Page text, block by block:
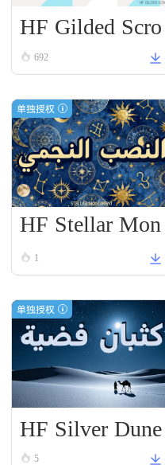
HF Gilded Scro
ll692
单独授权
HF Stellar Mon
ument
1
单独授权
HF Silver Dune
5